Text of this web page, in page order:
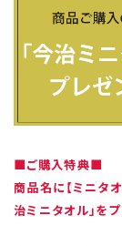
■ご購入特典■
商品名に【ミニタ
治ミニタオル」をプ